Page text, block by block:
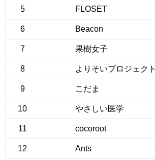
5 FLOSET
6 Beacon
7 果樹女子
8 よりそいプロジェクト
9 こだま
10 やさしい医学
11 cocoroot
12 Ants